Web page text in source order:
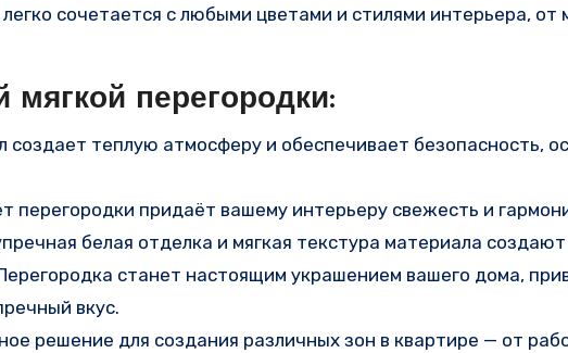
сочетается с любыми цветами и стилями интерьера, от
перегородки:
теплую атмосферу и обеспечивает безопасность,
перегородки придаёт вашему интерьеру свежесть и
белая отделка и мягкая текстура материала
станет настоящим украшением вашего дома,
вкус.
решение для создания различных зон в квартире — от